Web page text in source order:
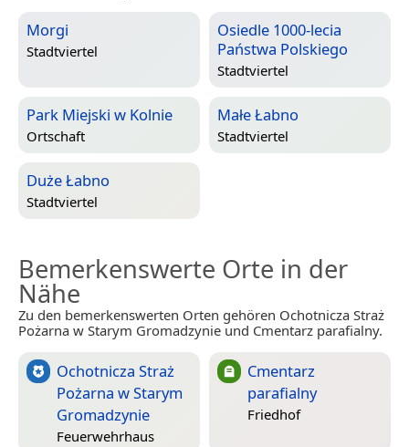
Morgi
Stadtviertel
Osiedle 1000-lecia
Państwa Polskiego
Stadtviertel
Park Miejski w Kolnie
Ortschaft
Małe Łabno
Stadtviertel
Duże Łabno
Stadtviertel
Bemerkenswerte Orte in der
Nähe
Zu den bemerkenswerten Orten gehören Ochotnicza Straż
Pożarna w Starym Gromadzynie und Cmentarz parafialny.
Ochotnicza Straż
Pożarna w Starym
Gromadzynie
Feuerwehrhaus
Cmentarz
parafialny
Friedhof